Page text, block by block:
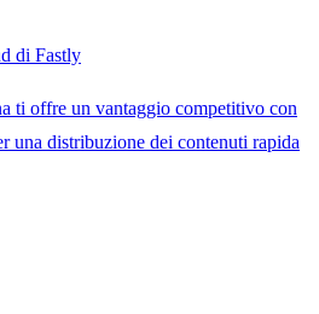
di Fastly
ti offre un vantaggio competitivo con
una distribuzione dei contenuti rapida